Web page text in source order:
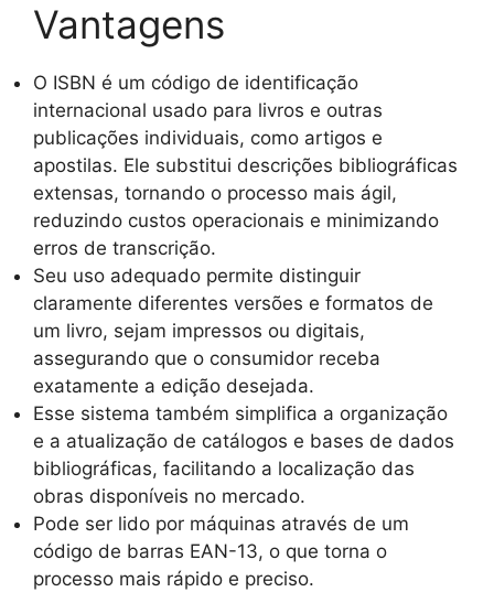
Vantagens
O ISBN é um código de identificação
internacional usado para livros e outras
publicações individuais, como artigos e
apostilas. Ele substitui descrições bibliográficas
extensas, tornando o processo mais ágil,
reduzindo custos operacionais e minimizando
erros de transcrição.
Seu uso adequado permite distinguir
claramente diferentes versões e formatos de
um livro, sejam impressos ou digitais,
assegurando que o consumidor receba
exatamente a edição desejada.
Esse sistema também simplifica a organização
e a atualização de catálogos e bases de dados
bibliográficas, facilitando a localização das
obras disponíveis no mercado.
Pode ser lido por máquinas através de um
código de barras EAN-13, o que torna o
processo mais rápido e preciso.